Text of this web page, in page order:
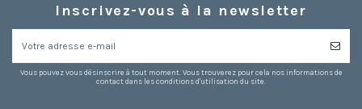
Inscrivez-vous à la newsletter
Vous pouvez vous désinscrire à tout moment. Vous trouverez pour cela nos informations de
contact dans les conditions d'utilisation du site.